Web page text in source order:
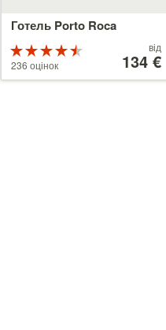
Готель Porto Roca
4.5 з 5
236 оцінок 134 €
від
134 €